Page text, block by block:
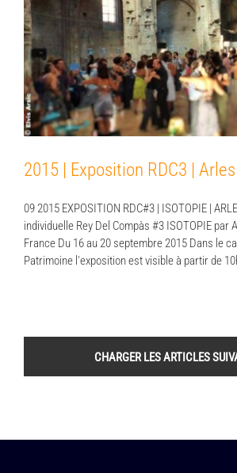
2015 | Exposition RDC3
2015 | Exposition RDC3 | Arles
09 2015 EXPOSITION RDC#3 | ISOTOPIE |
individuelle Rey Del Compàs #3 ISOTOPIE par
France Du 16 au 20 septembre 2015 Dans le
Patrimoine l'exposition est visible à partir de
CHARGER LES ARTICLES